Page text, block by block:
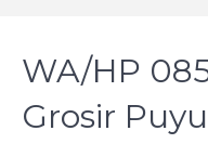
WA/HP
Grosir